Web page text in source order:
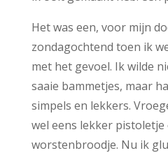
Het was een, voor mijn
zondagochtend toen ik
met het gevoel. Ik wilde
saaie bammetjes, maar
simpels en lekkers.
wel eens lekker pistoletje
worstenbroodje. Nu ik